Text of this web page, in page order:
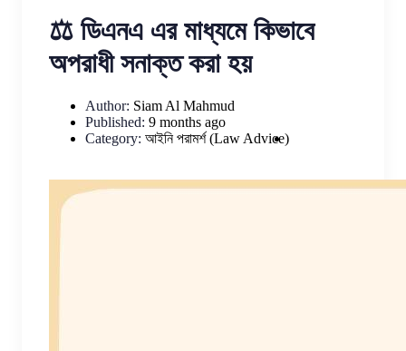
⚖️ ডিএনএ এর মাধ্যমে কিভাবে
অপরাধী সনাক্ত করা হয়
Author: Siam Al Mahmud
Published: 9 months ago
Category: আইনি পরামর্শ (Law Advice)